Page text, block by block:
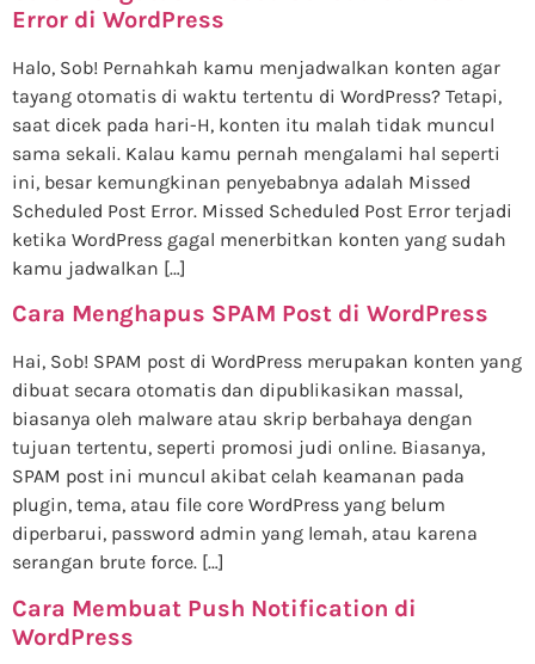
Error di WordPress
Halo, Sob! Pernahkah kamu menjadwalkan konten agar
tayang otomatis di waktu tertentu di WordPress? Tetapi,
saat dicek pada hari-H, konten itu malah tidak muncul
sama sekali. Kalau kamu pernah mengalami hal seperti
ini, besar kemungkinan penyebabnya adalah Missed
Scheduled Post Error. Missed Scheduled Post Error terjadi
ketika WordPress gagal menerbitkan konten yang sudah
kamu jadwalkan […]
Cara Menghapus SPAM Post di WordPress
Hai, Sob! SPAM post di WordPress merupakan konten yang
dibuat secara otomatis dan dipublikasikan massal,
biasanya oleh malware atau skrip berbahaya dengan
tujuan tertentu, seperti promosi judi online. Biasanya,
SPAM post ini muncul akibat celah keamanan pada
plugin, tema, atau file core WordPress yang belum
diperbarui, password admin yang lemah, atau karena
serangan brute force. […]
Cara Membuat Push Notification di
WordPress